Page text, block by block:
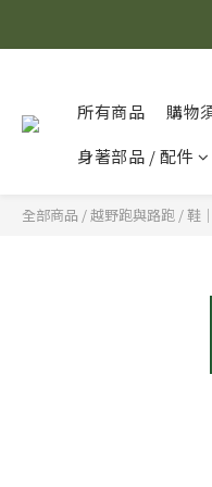
所有商品 購物
身著部品 / 配件
全部商品 /越野跑與路跑 /鞋